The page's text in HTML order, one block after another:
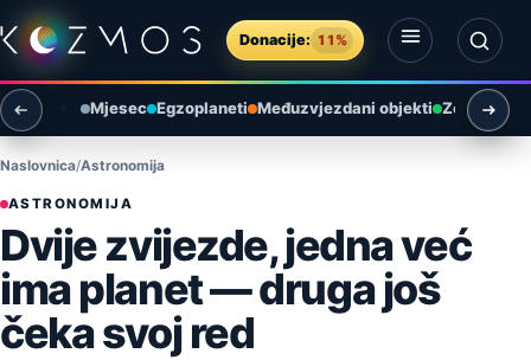
Preskoči na sadržaj
Donacije: 11%
Otvori izbornik
Otvori pretragu
Mjesec Egzoplaneti Međuzvjezdani objekti Zemlja i
Naslovnica Astronomija
ASTRONOMIJA
Dvije zvijezde, jedna već
ima planet — druga još
čeka svoj red